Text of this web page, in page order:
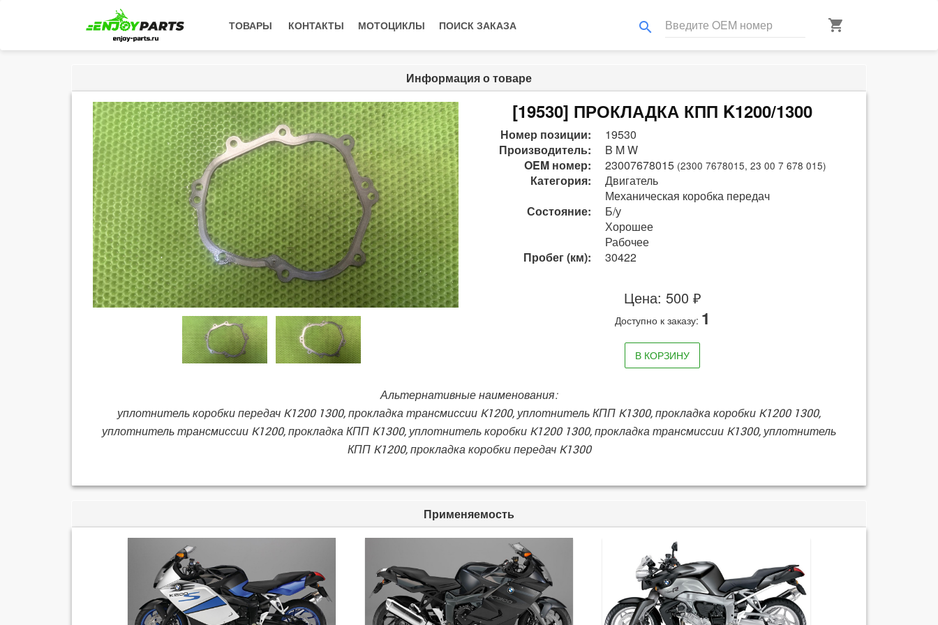
ТОВАРЫ КОНТАКТЫ МОТОЦИКЛЫ ПОИСК ЗАКАЗА search shopping_cart
Информация о товаре
[19530] ПРОКЛАДКА КПП K1200/1300
Номер позиции:
19530
Производитель:
B M W
OEM номер:
23007678015 (2300 7678015, 23 00 7 678 015)
Категория:
Двигатель
Механическая коробка передач
Состояние:
Б/у
Хорошее
Рабочее
Пробег (км):
30422
Цена: 500 ₽
Доступно к заказу: 1
В КОРЗИНУ
Альтернативные наименования:
уплотнитель коробки передач K1200 1300, прокладка трансмиссии K1200, уплотнитель КПП K1300, прокладка коробки K1200 1300,
уплотнитель трансмиссии K1200, прокладка КПП K1300, уплотнитель коробки K1200 1300, прокладка трансмиссии K1300, уплотнитель
КПП K1200, прокладка коробки передач K1300
Применяемость